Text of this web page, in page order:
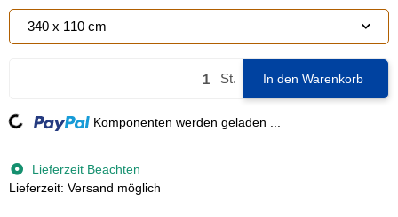
340 x 110 cm
St. In den Warenkorb
Loading... Komponenten werden geladen ...
Lieferzeit Beachten
Lieferzeit: Versand möglich